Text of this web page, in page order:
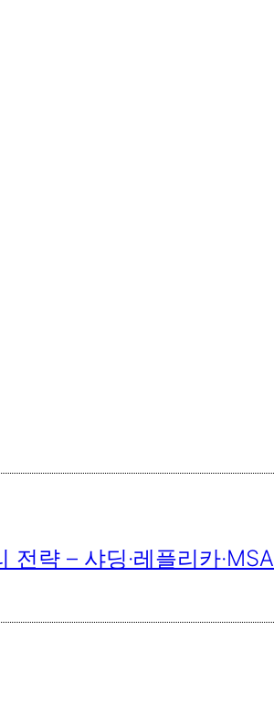
략 – 샤딩·레플리카·MSA